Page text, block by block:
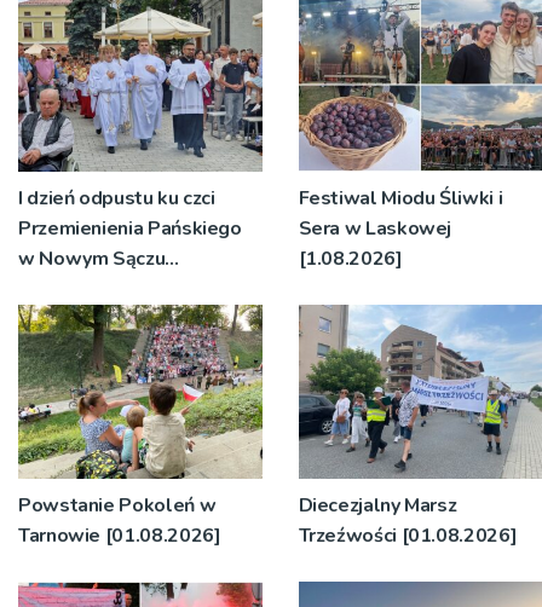
I dzień odpustu ku czci
Przemienienia Pańskiego
w Nowym Sączu
Festiwal Miodu Śliwki i
Sera w Laskowej
[1.08.2026]
Powstanie Pokoleń w
Tarnowie [01.08.2026]
Diecezjalny Marsz
Trzeźwości [01.08.2026]